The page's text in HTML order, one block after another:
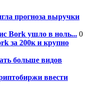
прогноза выручки
Bork ушло в ноль... 0
за 200к и крупно
больше видов
ввести